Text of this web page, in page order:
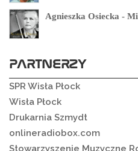
Agnieszka Osiecka -
PARTNERZY
SPR Wisła Płock
Wisła Płock
Drukarnia Szmydt
onlineradiobox.com
Stowarzyszenie Muzyczne